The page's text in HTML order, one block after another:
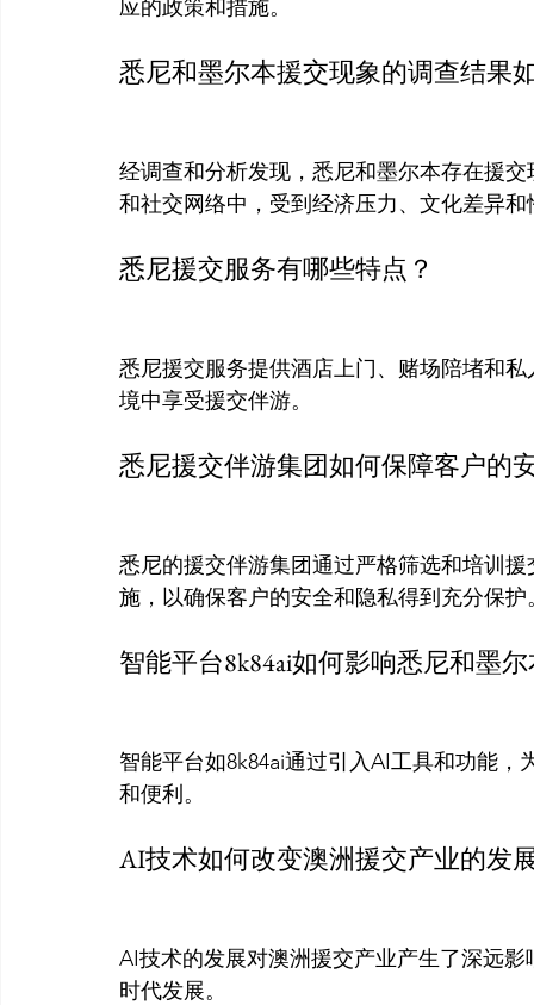
应的政策和措施。
悉尼和墨尔本援交现象的调查结果
经调查和分析发现，悉尼和墨尔本存在援
和社交网络中，受到经济压力、文化差异
悉尼援交服务有哪些特点？
悉尼援交服务提供酒店上门、赌场陪堵和
境中享受援交伴游。
悉尼援交伴游集团如何保障客户的
悉尼的援交伴游集团通过严格筛选和培训
施，以确保客户的安全和隐私得到充分保护
智能平台8k84ai如何影响悉尼和墨
智能平台如8k84ai通过引入AI工具和功能
和便利。
AI技术如何改变澳洲援交产业的发
AI技术的发展对澳洲援交产业产生了深远
时代发展。